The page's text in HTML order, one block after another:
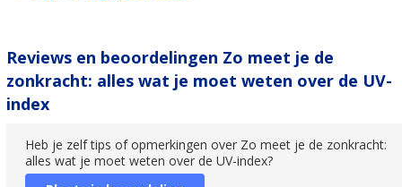
Reviews en beoordelingen Zo meet je de
zonkracht: alles wat je moet weten over de UV-
index
Heb je zelf tips of opmerkingen over Zo meet je de zonkracht:
alles wat je moet weten over de UV-index?